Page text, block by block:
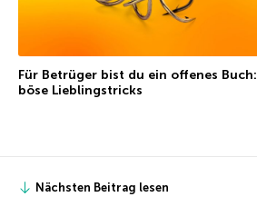
Für Betrüger bist du ein offenes Buch:
böse Lieblingstricks
Nächsten Beitrag lesen